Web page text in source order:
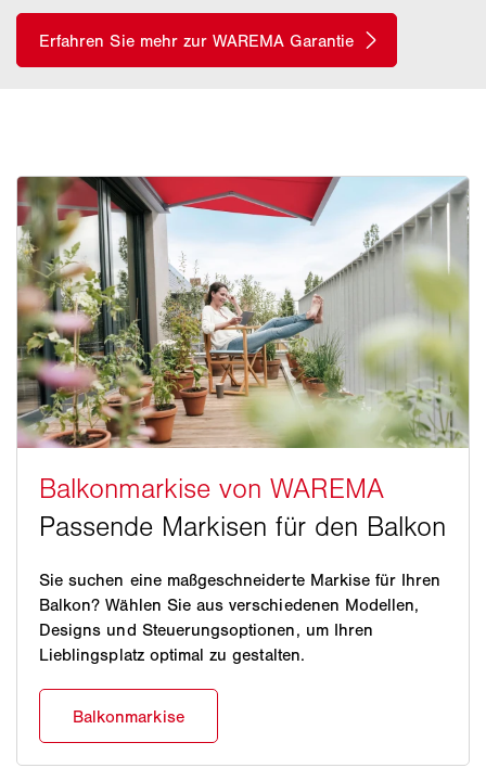
Sie suchen eine maßgeschneiderte Markise für Ihren
Balkon? Wählen Sie aus verschiedenen Modellen,
Designs und Steuerungsoptionen, um Ihren
Lieblingsplatz optimal zu gestalten.